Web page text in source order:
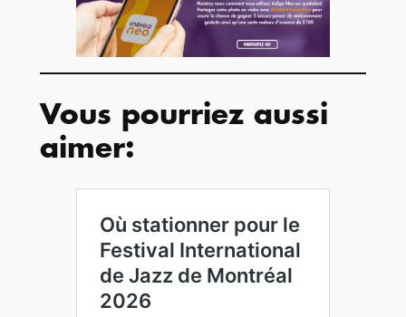
Vous pourriez aussi
aimer: